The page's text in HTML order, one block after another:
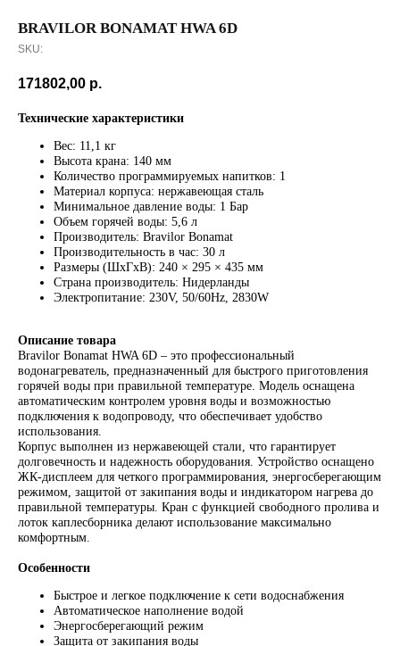
BRAVILOR BONAMAT HWA 6D
SKU:
171802,00 р.
Технические характеристики
Вес: 11,1 кг
Высота крана: 140 мм
Количество программируемых напитков: 1
Материал корпуса: нержавеющая сталь
Минимальное давление воды: 1 Бар
Объем горячей воды: 5,6 л
Производитель: Bravilor Bonamat
Производительность в час: 30 л
Размеры (ШхГхВ): 240 × 295 × 435 мм
Страна производитель: Нидерланды
Электропитание: 230V, 50/60Hz, 2830W
Описание товара
Bravilor Bonamat HWA 6D – это профессиональный
водонагреватель, предназначенный для быстрого приготовления
горячей воды при правильной температуре. Модель оснащена
автоматическим контролем уровня воды и возможностью
подключения к водопроводу, что обеспечивает удобство
использования.
Корпус выполнен из нержавеющей стали, что гарантирует
долговечность и надежность оборудования. Устройство оснащено
ЖК-дисплеем для четкого программирования, энергосберегающим
режимом, защитой от закипания воды и индикатором нагрева до
правильной температуры. Кран с функцией свободного пролива и
лоток каплесборника делают использование максимально
комфортным.
Особенности
Быстрое и легкое подключение к сети водоснабжения
Автоматическое наполнение водой
Энергосберегающий режим
Защита от закипания воды